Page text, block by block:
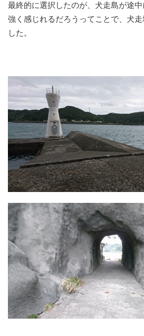
最終的に選択したのが、犬走島が途
強く感じれるだろうってことで、犬
した。